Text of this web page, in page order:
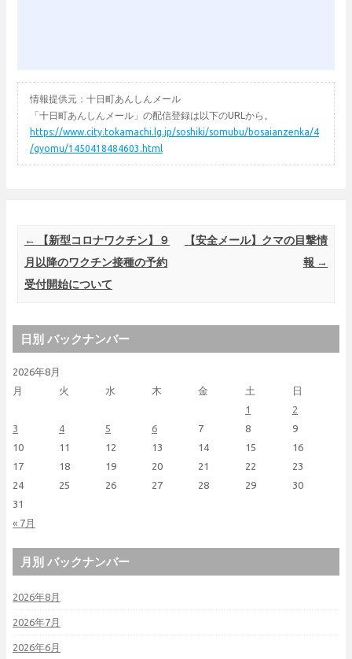
情報提供元：十日町あんしんメール
「十日町あんしんメール」の配信登録は以下のURLから。
https://www.city.tokamachi.lg.jp/soshiki/somubu/bosaianzenka/4
/gyomu/1450418484603.html
Post navigation
←
【新型コロナワクチン】９
月以降のワクチン接種の予約
受付開始について
【安全メール】クマの目撃情
報 →
日別 バックナンバー
2026年8月
月
火 水 木 金 土 日
« 7月
1
2
3
4 5 6 7 8
9
10
11 12 13 14 15
16
17
18 19 20 21 22
23
24
25 26 27 28 29
30
31
月別 バックナンバー
2026年8月
2026年7月
2026年6月